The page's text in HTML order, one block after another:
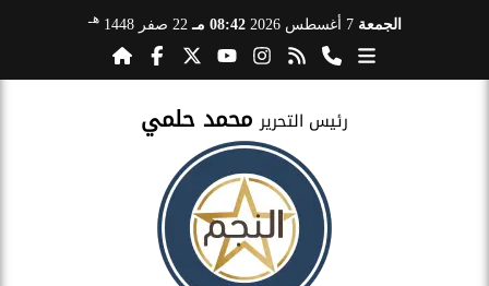
الجمعة 7 أغسطس 2026 08:42 مـ 22 صفر 1448 هـ
رئيس التحرير محمد حلمي